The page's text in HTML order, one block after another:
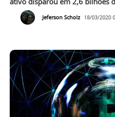
Jeferson Scholz 18/03/2020